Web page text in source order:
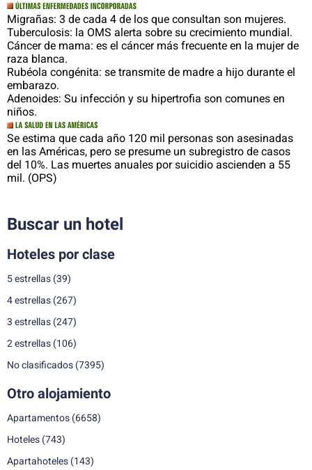
Migrañas: 3 de cada 4 de los que consultan son mujeres.
Tuberculosis: la OMS alerta sobre su crecimiento mundial.
Cáncer de mama: es el cáncer más frecuente en la mujer de
raza blanca.
Rubéola congénita: se transmite de madre a hijo durante el
embarazo.
Adenoides: Su infección y su hipertrofia son comunes en
niños.
Se estima que cada año 120 mil personas son asesinadas
en las Américas, pero se presume un subregistro de casos
del 10%. Las muertes anuales por suicidio ascienden a 55
mil. (OPS)
Buscar un hotel
Hoteles por clase
5 estrellas (39)
4 estrellas (267)
3 estrellas (247)
2 estrellas (106)
No clasificados (7395)
Otro alojamiento
Apartamentos (6658)
Hoteles (743)
Apartahoteles (143)